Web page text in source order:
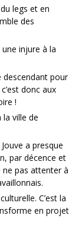
legs et en
des
injure à la
descendant pour
donc aux
!
la ville de
a presque
par décence et
ne pas attenter à
C’est la
en projet